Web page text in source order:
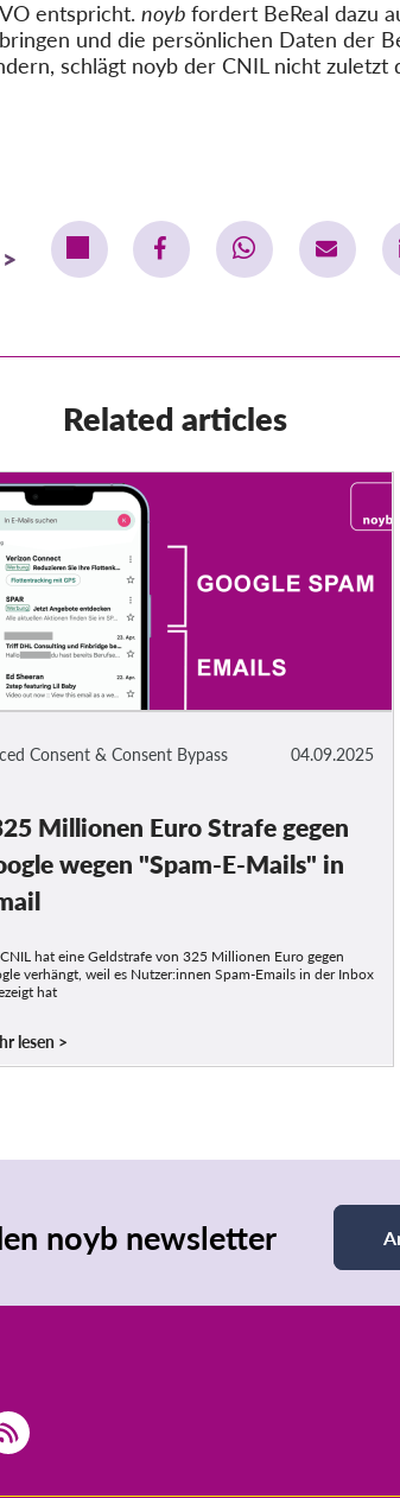
entspricht. noyb fordert BeReal dazu
und die persönlichen Daten der
schlägt noyb der CNIL nicht zuletzt
Related articles
04.09.2025
Consent & Consent Bypass
Millionen Euro Strafe gegen
wegen "Spam-E-Mails" in
hat eine Geldstrafe von 325 Millionen Euro gegen
verhängt, weil es Nutzer:innen Spam-Emails in der Inbox
hat
lesen
noyb newsletter